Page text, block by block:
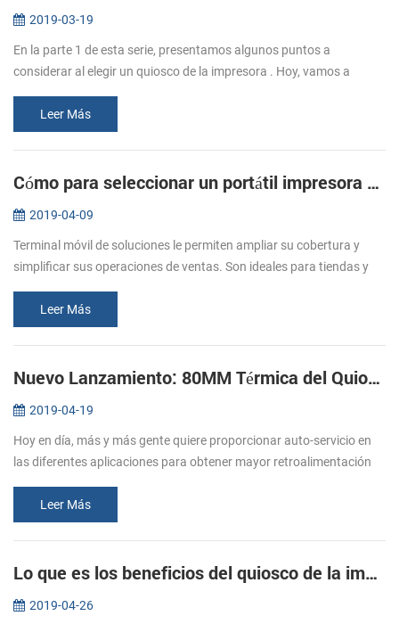
2019-03-19
En la parte 1 de esta serie, presentamos algunos puntos a
considerar al elegir un quiosco de la impresora . Hoy, vamos a
medios de comunica...
Leer Más
Cómo para seleccionar un portátil impresora móvil para terminales móviles
2019-04-09
Terminal móvil de soluciones le permiten ampliar su cobertura y
simplificar sus operaciones de ventas. Son ideales para tiendas y
esp...Leer Más
Nuevo Lanzamiento: 80MM Térmica del Quiosco de la Impresora de recibos KP-320
2019-04-19
Hoy en día, más y más gente quiere proporcionar auto-servicio en
las diferentes aplicaciones para obtener mayor retroalimentación
Leer Más
Lo que es los beneficios del quiosco de la impresora de recibos KP-300V ？
2019-04-26